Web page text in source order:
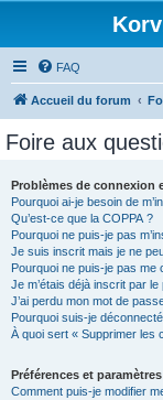
FAQ
Accueil du forum
Foire aux
Problèmes de connexion
Pourquoi ai-je besoin de
Qu’est-ce que la COPPA ?
Pourquoi ne puis-je pas
Je suis inscrit mais je ne
Pourquoi ne puis-je pas me
Je m’étais déjà inscrit par
J’ai perdu mon mot de
Pourquoi suis-je
À quoi sert « Supprimer les
Préférences et
Comment puis-je modifier